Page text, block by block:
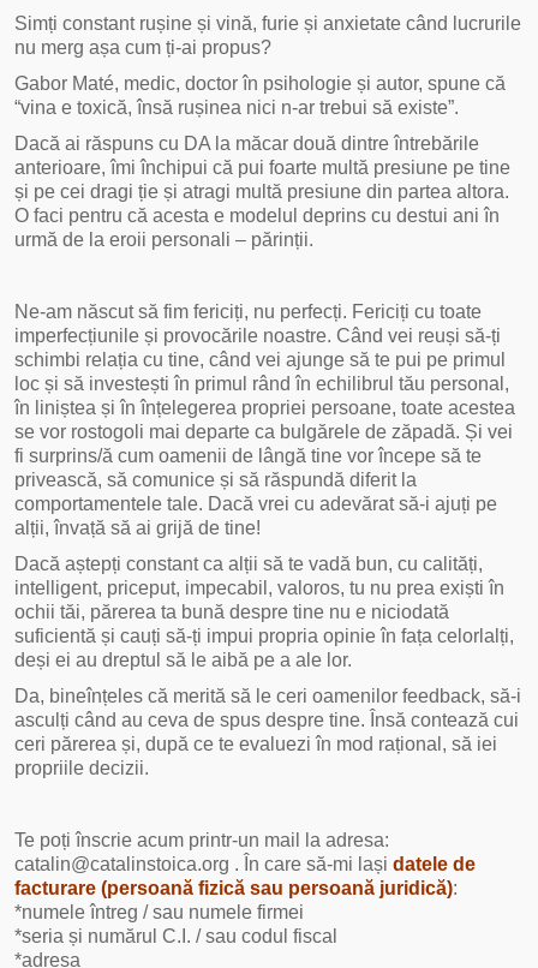
Simți constant rușine și vină, furie și anxietate când lucrurile
nu merg așa cum ți-ai propus?
Gabor Maté, medic, doctor în psihologie și autor, spune că
“vina e toxică, însă rușinea nici n-ar trebui să existe”.
Dacă ai răspuns cu DA la măcar două dintre întrebările
anterioare, îmi închipui că pui foarte multă presiune pe tine
și pe cei dragi ție și atragi multă presiune din partea altora.
O faci pentru că acesta e modelul deprins cu destui ani în
urmă de la eroii personali – părinții.
Ne-am născut să fim fericiți, nu perfecți. Fericiți cu toate
imperfecțiunile și provocările noastre. Când vei reuși să-ți
schimbi relația cu tine, când vei ajunge să te pui pe primul
loc și să investești în primul rând în echilibrul tău personal,
în liniștea și în înțelegerea propriei persoane, toate acestea
se vor rostogoli mai departe ca bulgărele de zăpadă. Și vei
fi surprins/ă cum oamenii de lângă tine vor începe să te
privească, să comunice și să răspundă diferit la
comportamentele tale. Dacă vrei cu adevărat să-i ajuți pe
alții, învață să ai grijă de tine!
Dacă aștepți constant ca alții să te vadă bun, cu calități,
intelligent, priceput, impecabil, valoros, tu nu prea exiști în
ochii tăi, părerea ta bună despre tine nu e niciodată
suficientă și cauți să-ți impui propria opinie în fața celorlalți,
deși ei au dreptul să le aibă pe a ale lor.
Da, bineînțeles că merită să le ceri oamenilor feedback, să-i
asculți când au ceva de spus despre tine. Însă contează cui
ceri părerea și, după ce te evaluezi în mod rațional, să iei
propriile decizii.
Te poți înscrie acum printr-un mail la adresa:
catalin@catalinstoica.org . În care să-mi lașidatele de
facturare (persoană fizică sau persoană juridică):
*numele întreg / sau numele firmei
*seria și numărul C.I. / sau codul fiscal
*adresa